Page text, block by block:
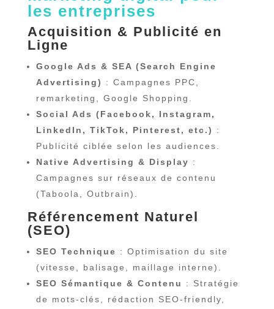
les entreprises
Acquisition & Publicité en
Ligne
Google Ads & SEA (Search Engine
Advertising)
: Campagnes PPC,
remarketing, Google Shopping.
Social Ads (Facebook, Instagram,
LinkedIn, TikTok, Pinterest, etc.)
:
Publicité ciblée selon les audiences.
Native Advertising & Display :
Campagnes sur réseaux de contenu
(Taboola, Outbrain).
Référencement Naturel
(SEO)
SEO Technique : Optimisation du site
(vitesse, balisage, maillage interne).
SEO Sémantique & Contenu
: Stratégie
de mots-clés, rédaction SEO-friendly,